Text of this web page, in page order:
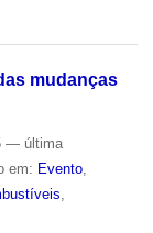
mudanças
— última
em: Evento,